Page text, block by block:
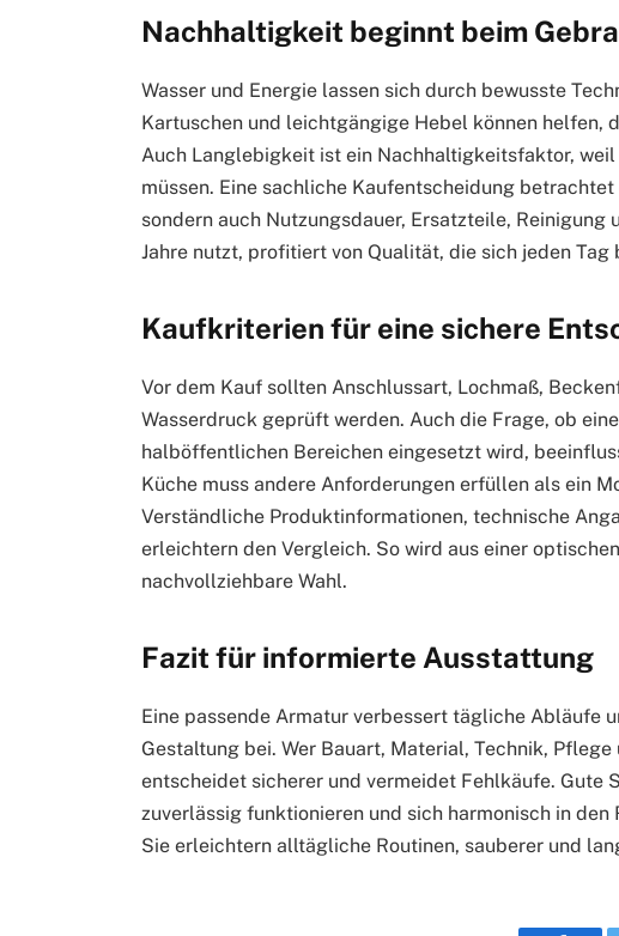
Nachhaltigkeit beginnt beim
Wasser und Energie lassen sich durch bewusste
Kartuschen und leichtgängige Hebel können helfen,
Auch Langlebigkeit ist ein Nachhaltigkeitsfaktor,
müssen. Eine sachliche Kaufentscheidung
sondern auch Nutzungsdauer, Ersatzteile,
Jahre nutzt, profitiert von Qualität, die sich jeden Tag
Kaufkriterien für eine sichere
Vor dem Kauf sollten Anschlussart, Lochmaß,
Wasserdruck geprüft werden. Auch die Frage, ob
halböffentlichen Bereichen eingesetzt wird,
Küche muss andere Anforderungen erfüllen als ein
Verständliche Produktinformationen, technische
erleichtern den Vergleich. So wird aus einer
nachvollziehbare Wahl.
Fazit für informierte Ausstattung
Eine passende Armatur verbessert tägliche Abläufe
Gestaltung bei. Wer Bauart, Material, Technik,
entscheidet sicherer und vermeidet Fehlkäufe.
zuverlässig funktionieren und sich harmonisch in
Sie erleichtern alltägliche Routinen, sauberer und